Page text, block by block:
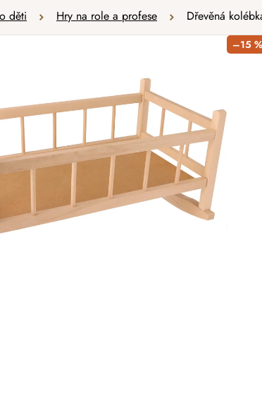
děti Hry na role a profese Dřevěná
–15 %